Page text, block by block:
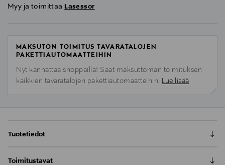
Myy ja toimittaa Lasessor
MAKSUTON TOIMITUS TAVARATALOJEN
PAKETTIAUTOMAATTEIHIN
Nyt kannattaa shoppailla! Saat maksuttoman toimituksen
kaikkien tavaratalojen pakettiautomaatteihin. Lue lisää
Tuotetiedot
Helppokäyttöinen ja kaunis silkkituubihuivi
Toimitustavat